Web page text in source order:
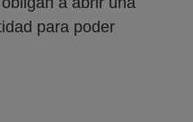
para poder